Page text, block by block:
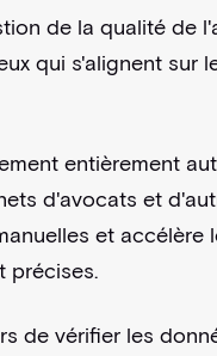
de la qualité de
qui s'alignent sur
entièrement
d'avocats et
et
précises.
de vérifier les